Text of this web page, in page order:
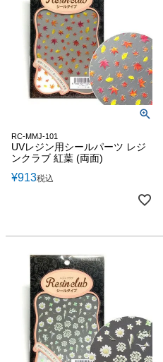
RC-MMJ-101
UVレジン用シールパーツ レジ
ンクラブ 紅葉 (両面)
¥913税込